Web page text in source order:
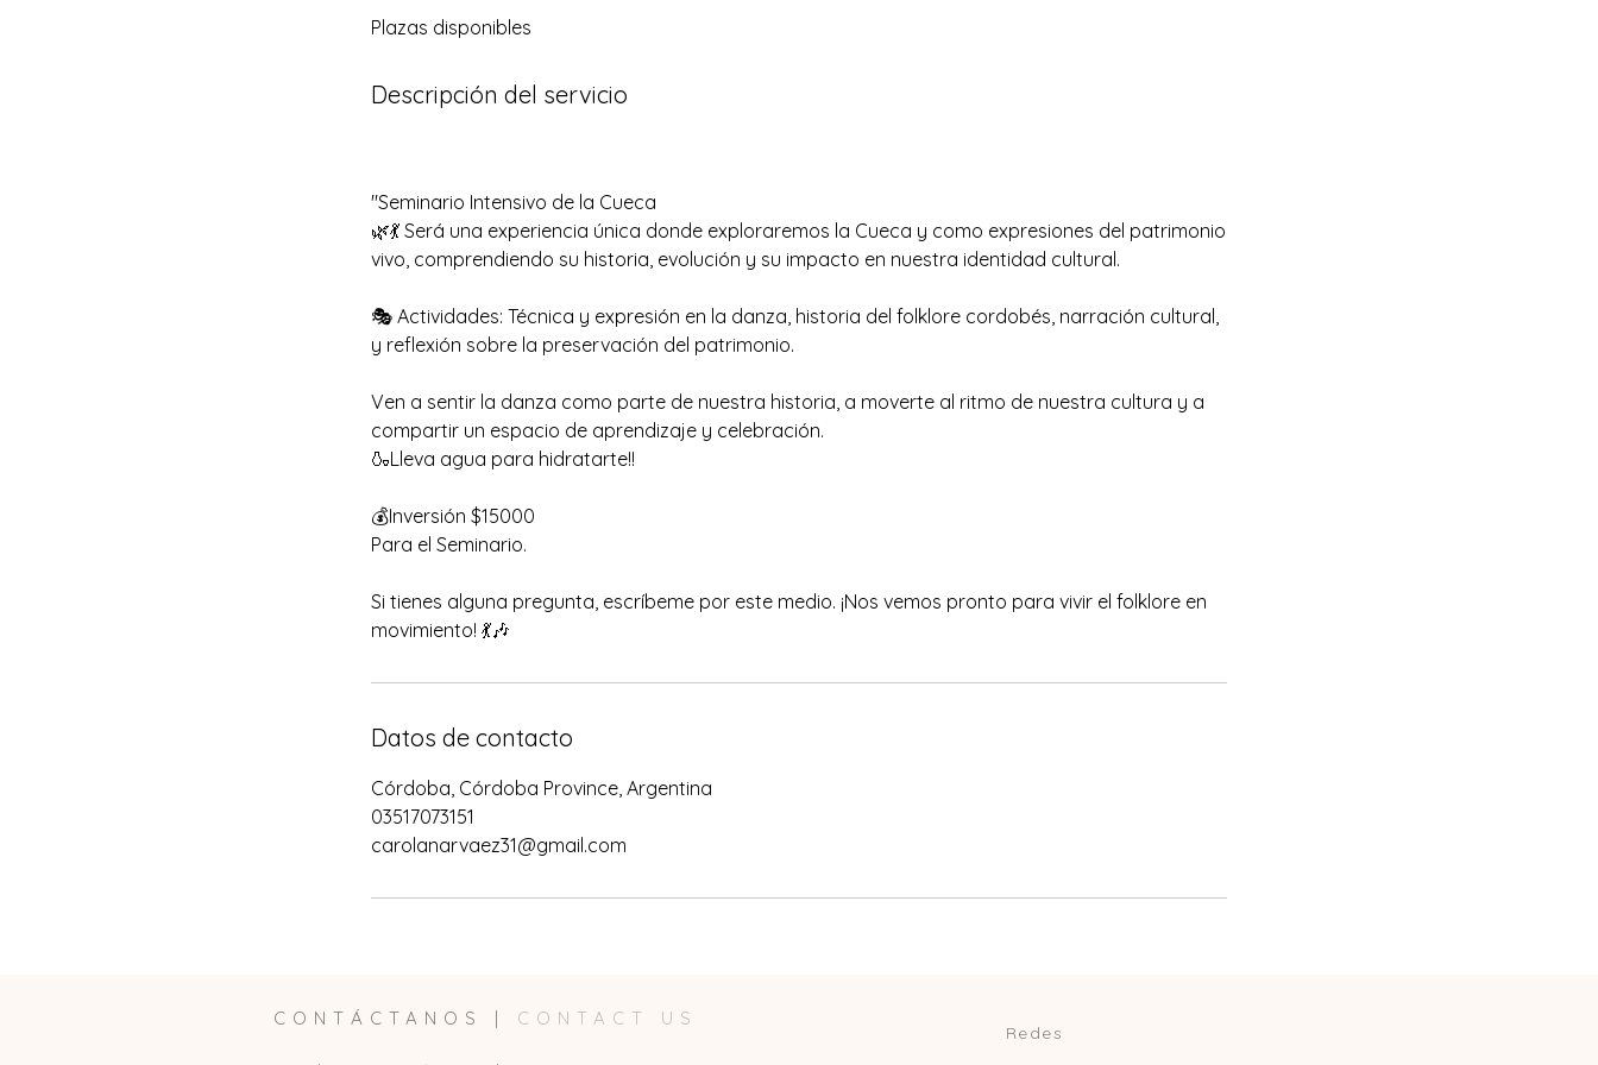
a
o
Plazas disponibles
Descripción del servicio
"Seminario Intensivo de la Cueca
🌿💃 Será una experiencia única donde exploraremos la Cueca y como expresiones del patrimonio
vivo, comprendiendo su historia, evolución y su impacto en nuestra identidad cultural.
🎭 Actividades: Técnica y expresión en la danza, historia del folklore cordobés, narración cultural,
y reflexión sobre la preservación del patrimonio.
Ven a sentir la danza como parte de nuestra historia, a moverte al ritmo de nuestra cultura y a
compartir un espacio de aprendizaje y celebración.
🍶Lleva agua para hidratarte!!
💰Inversión $15000
Para el Seminario.
Si tienes alguna pregunta, escríbeme por este medio. ¡Nos vemos pronto para vivir el folklore en
movimiento! 💃🎶
Datos de contacto
Córdoba, Córdoba Province, Argentina
03517073151
carolanarvaez31@gmail.com
CONTÁCTANOS | CONTACT US
Redes